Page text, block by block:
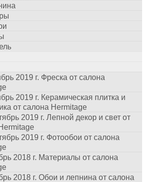
2019 г. Фреска от салона
2019 г. Керамическая плитка и
от салона Hermitage
2019 г. Лепной декор и свет от
2019 г. Фотообои от салона
2018 г. Материалы от салона
2018 г. Обои и лепнина от салона